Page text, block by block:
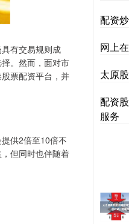
有交易规则成
。然而，面对市
票配资平台，并
供2倍至10倍不
但同时也伴随着
配资
网上
太原
配资
服务